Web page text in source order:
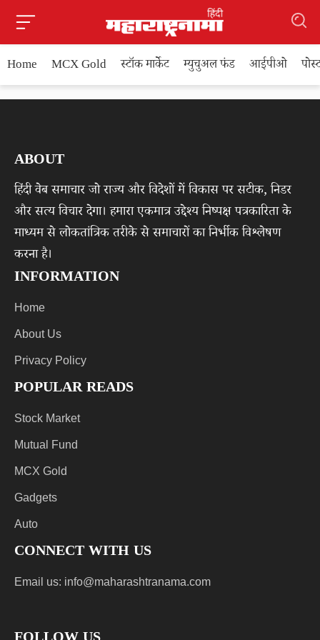
Home MCX Gold स्टॉक मार्केट म्युचुअल फंड आईपीओ
ABOUT
हिंदी वेब समाचार जो राज्य और विदेशों में विकास पर सटीक, निडर
और सत्य विचार देगा। हमारा एकमात्र उद्देश्य निष्पक्ष पत्रकारिता के
माध्यम से लोकतांत्रिक तरीके से समाचारों का निर्भीक विश्लेषण
करना है।
INFORMATION
Home
About Us
Privacy Policy
POPULAR READS
Stock Market
Mutual Fund
MCX Gold
Gadgets
Auto
CONNECT WITH US
Email us: info@maharashtranama.com